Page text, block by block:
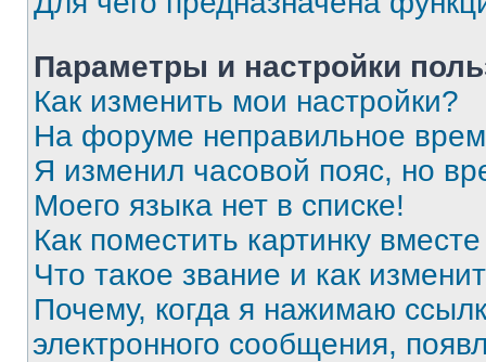
Параметры и настройки
Как изменить мои настройки?
На форуме неправильное
Я изменил часовой пояс, но
Моего языка нет в списке!
Как поместить картинку
Что такое звание и как
Почему, когда я нажимаю
электронного сообщения,